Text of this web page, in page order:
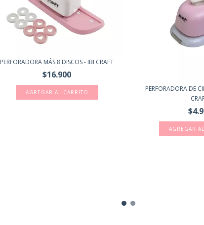
PERFORADORA MÁS 8 DISCOS - IBI CRAFT
$16.900
PERFORADORA DE